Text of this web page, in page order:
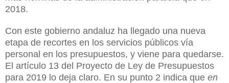
2018.
Con este gobierno andaluz ha llegado una nueva
etapa de recortes en los servicios públicos vía
personal en los presupuestos, y viene para quedarse.
El artículo 13 del Proyecto de Ley de Presupuestos
para 2019 lo deja claro. En su punto 2 indica que en